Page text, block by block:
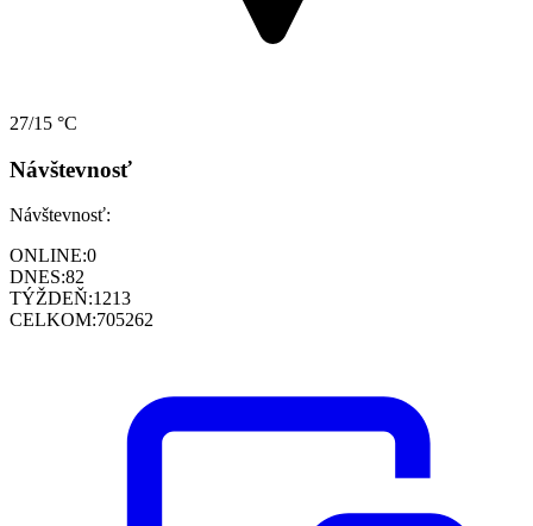
27/15 °C
Návštevnosť
Návštevnosť:
ONLINE:0
DNES:82
TÝŽDEŇ:1213
CELKOM:705262